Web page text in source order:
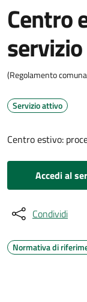
Centro
servizio
(Regolamento
Servizio attivo
Centro estivo:
Accedi al
Condividi
Normativa di